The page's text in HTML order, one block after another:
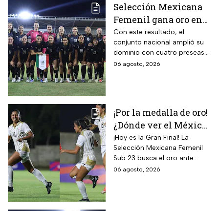
Selección Mexicana
Femenil gana oro en
Juegos
Centroamericanos; el
camino de México a la
gloria
Con este resultado, el
conjunto nacional amplió su
dominio con cuatro preseas
doradas de forma
06 agosto, 2026
¡Por la medalla de oro!
¿Dónde ver el México
vs Colombia Femenil?
Así puedes seguir la
Gran Final EN VIVO
¡Hoy es la Gran Final! La
Selección Mexicana Femenil
Sub 23 busca el oro ante
Colombia en los Juegos
06 agosto, 2026